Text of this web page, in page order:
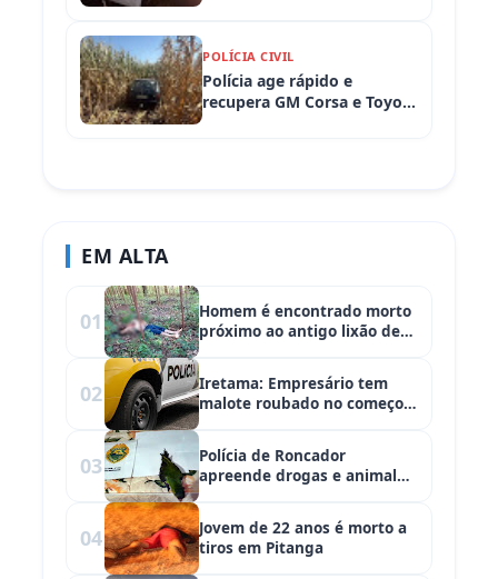
POLÍCIA CIVIL
Polícia age rápido e
recupera GM Corsa e Toyota
EM ALTA
01
Homem é encontrado morto
próximo ao antigo lixão de
02
Iretama: Empresário tem
malote roubado no começo
03
Polícia de Roncador
apreende drogas e animal
04
Jovem de 22 anos é morto a
tiros em Pitanga